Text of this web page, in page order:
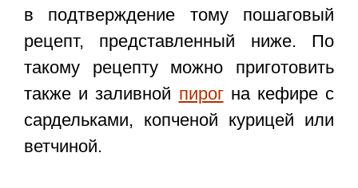
в подтверждение тому пошаговый
рецепт, представленный ниже. По
такому рецепту можно приготовить
также и заливной пирогна кефире с
сардельками, копченой курицей или
ветчиной.